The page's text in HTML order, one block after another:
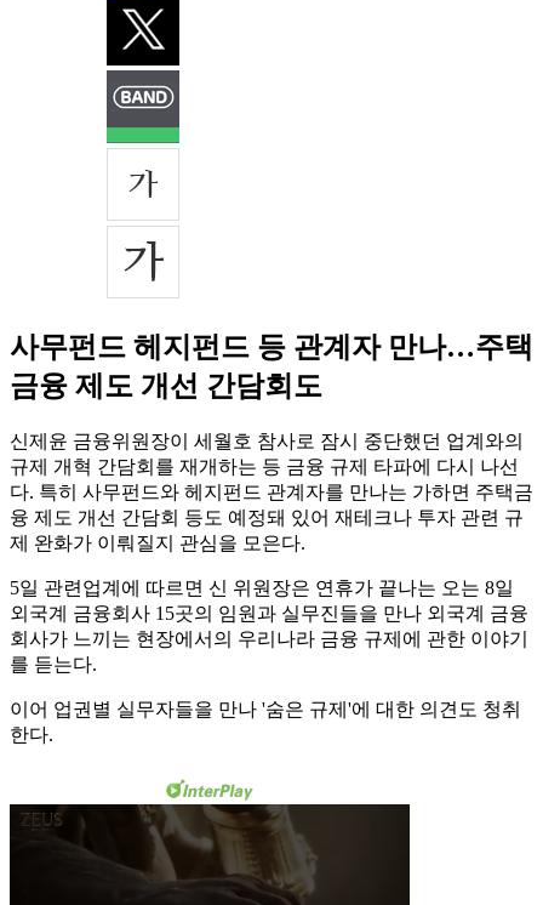
사무펀드 헤지펀드 등 관계자 만나…주택
금융 제도 개선 간담회도
신제윤 금융위원장이 세월호 참사로 잠시 중단했던 업계와의
규제 개혁 간담회를 재개하는 등 금융 규제 타파에 다시 나선
다. 특히 사무펀드와 헤지펀드 관계자를 만나는 가하면 주택금
융 제도 개선 간담회 등도 예정돼 있어 재테크나 투자 관련 규
제 완화가 이뤄질지 관심을 모은다.
5일 관련업계에 따르면 신 위원장은 연휴가 끝나는 오는 8일
외국계 금융회사 15곳의 임원과 실무진들을 만나 외국계 금융
회사가 느끼는 현장에서의 우리나라 금융 규제에 관한 이야기
를 듣는다.
이어 업권별 실무자들을 만나 '숨은 규제'에 대한 의견도 청취
한다.